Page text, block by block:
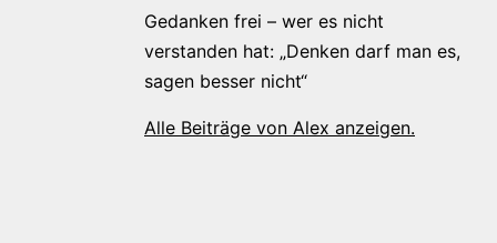
Gedanken frei – wer es nicht
verstanden hat: „Denken darf man es,
sagen besser nicht“
Alle Beiträge von Alex anzeigen.